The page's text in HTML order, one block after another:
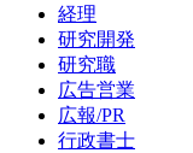
経理
研究開発
研究職
広告営業
広報/PR
行政書士